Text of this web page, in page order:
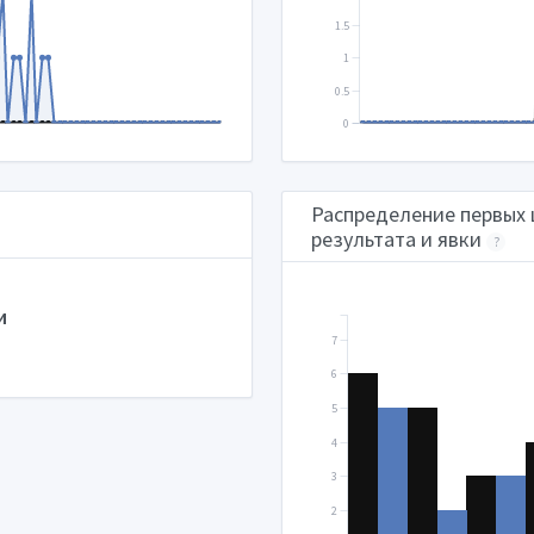
0
0.5
1
1.5
Распределение
результата и явки
?
2
3
4
5
6
7